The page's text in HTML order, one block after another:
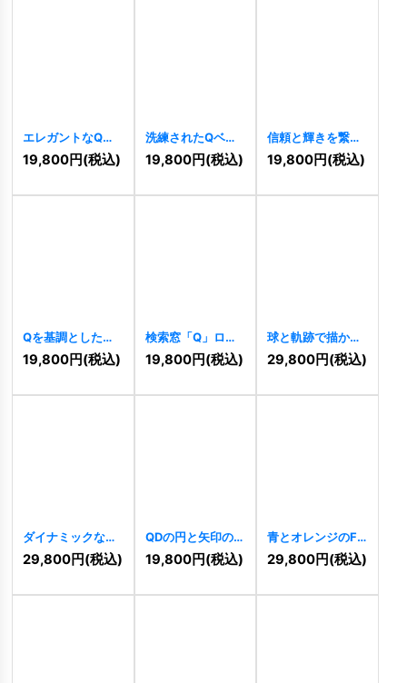
エレガントなQフ
ラワーロゴ
9392
19,800円(税込)
洗練されたQベー
スのロゴ [8841]
19,800円(税込)
信頼と輝きを繋ぐ
GQロゴ[8787]
19,800円(税込)
Qを基調とした星
のロゴ[8772]
19,800円(税込)
検索窓「Q」ロゴ
[8366]
19,800円(税込)
球と軌跡で描かれ
た「Q」と人物の
ロゴ
8360]
29,800円(税込)
ダイナミックなQ
のロゴ [8048]
29,800円(税込)
QDの円と矢印のロ
ゴ[ 7696]
19,800円(税込)
青とオレンジのFQ
スタイリッシュロ
ゴ [6996
29,800円(税込)